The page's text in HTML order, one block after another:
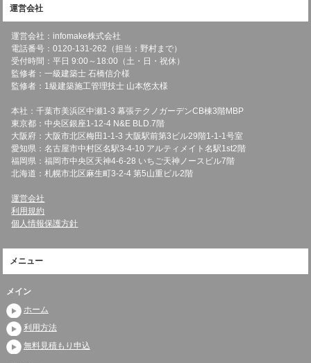
運営会社
運営会社：infomake株式会社
電話番号：0120-131-262（担当：野村まで）
受付時間：平日 9:00～18:00（土・日・祝休）
監修者：一級建築士 石橋信介様
監修者：1級建築施工管理技士 山本悠太様
本社：千葉市美浜区中瀬1-3 幕張テクノガーデンCB棟3階MBP
東京都：中央区銀座1-12-4 N&E BLD.7階
大阪府：大阪市北区梅田1-1-3 大阪駅前第3ビル29階1-1-1号室
愛知県：名古屋市中村区名駅3-4-10 アルティメイト名駅1st2階
福岡県：福岡市中央区天神4-6-28 いちご天神ノースビル7階
北海道：札幌市北区麻生町3-2-4 第5山重ビル2階
運営会社
利用規約
個人情報保護方針
メニュー
メイン
ホーム
利用方法
無料見積もり申込